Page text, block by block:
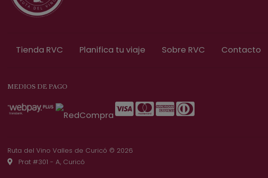
Tienda RVC Planifica tu viaje Sobre RVC Contacto
MEDIOS DE PAGO
Ruta del Vino Valles de Curicó © 2026
Prat #301 - A, Curicó